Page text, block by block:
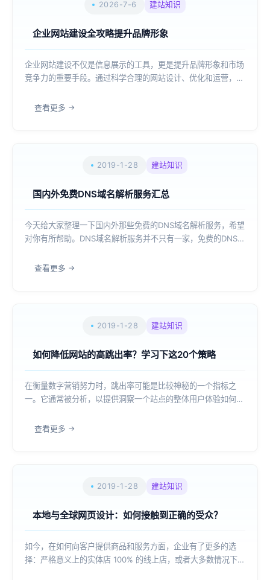
2026-7-6 建站知识
企业网站建设全攻略提升品牌形象
企业网站建设不仅是信息展示的工具，更是提升品牌形象和市场
竞争力的重要手段。通过科学合理的网站设计、优化和运营，企
竞争中脱颖而出。本文将从六个方面对企业网站建设的全攻略进
查看更多
2019-1-28 建站知识
国内外免费DNS域名解析服务汇总
今天给大家整理一下国内外那些免费的DNS域名解析服务，希望
对你有所帮助。DNS域名解析服务并不只有一家，免费的DNS域
功能，国外的DNS域名解析服务其实也可以用于网站域名解析，
查看更多
2019-1-28 建站知识
如何降低网站的高跳出率？学习下这20个策略
在衡量数字营销努力时，跳出率可能是比较神秘的一个指标之
一。它通常被分析，以提供洞察一个站点的整体用户体验如何。
页面离开你的访问）。”从本质上讲，这意味着当访问者从页面
查看更多
2019-1-28 建站知识
本地与全球网页设计：如何接触到正确的受众？
如今，在如何向客户提供商品和服务方面，企业有了更多的选
择：严格意义上的实体店 100% 的线上店，或者大多数情况下，